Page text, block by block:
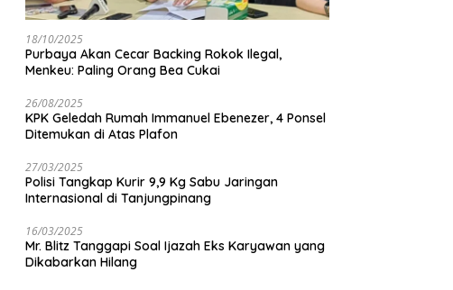
18/10/2025
Purbaya Akan Cecar Backing Rokok Ilegal,
Menkeu: Paling Orang Bea Cukai
26/08/2025
KPK Geledah Rumah Immanuel Ebenezer, 4 Ponsel
Ditemukan di Atas Plafon
27/03/2025
Polisi Tangkap Kurir 9,9 Kg Sabu Jaringan
Internasional di Tanjungpinang
16/03/2025
Mr. Blitz Tanggapi Soal Ijazah Eks Karyawan yang
Dikabarkan Hilang